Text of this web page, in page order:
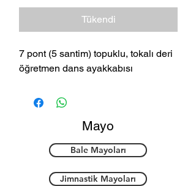
Tükendi
7 pont (5 santim) topuklu, tokalı deri
öğretmen dans ayakkabısı
Mayo
Bale Mayoları
Jimnastik Mayoları